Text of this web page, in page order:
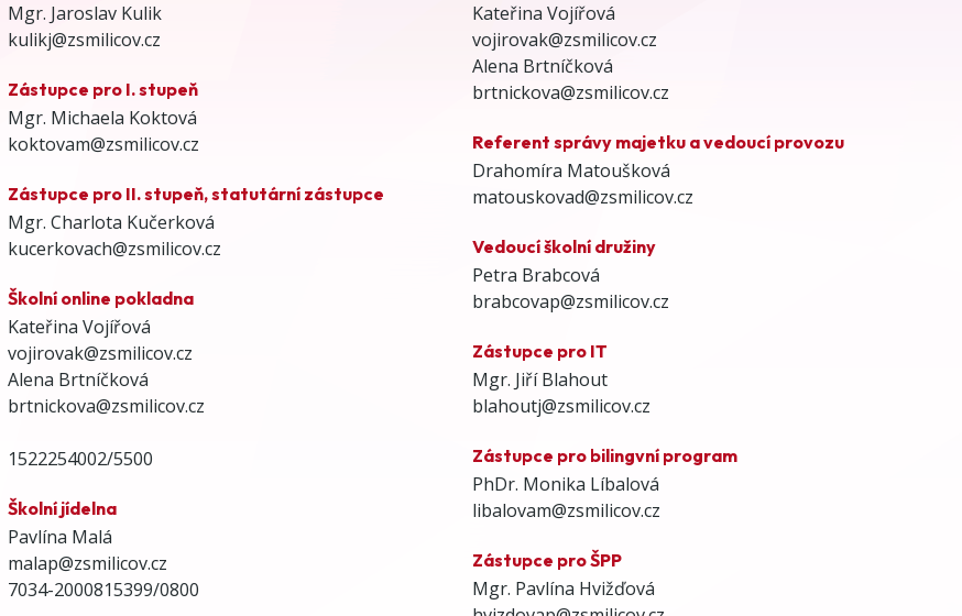
Mgr. Jaroslav Kulik
kulikj@zsmilicov.cz
Zástupce pro I. stupeň
Mgr. Michaela Koktová
koktovam@zsmilicov.cz
Zástupce pro II. stupeň, statutární zástupce
Mgr. Charlota Kučerková
kucerkovach@zsmilicov.cz
Školní online pokladna
Kateřina Vojířová
vojirovak@zsmilicov.cz
Alena Brtníčková
brtnickova@zsmilicov.cz
1522254002/5500
Školní jídelna
Pavlína Malá
malap@zsmilicov.cz
7034-2000815399/0800
Kateřina Vojířová
vojirovak@zsmilicov.cz
Alena Brtníčková
brtnickova@zsmilicov.cz
Referent správy majetku a vedoucí provozu
Drahomíra Matoušková
matouskovad@zsmilicov.cz
Vedoucí školní družiny
Petra Brabcová
brabcovap@zsmilicov.cz
Zástupce pro IT
Mgr. Jiří Blahout
blahoutj@zsmilicov.cz
Zástupce pro bilingvní program
PhDr. Monika Líbalová
libalovam@zsmilicov.cz
Zástupce pro ŠPP
Mgr. Pavlína Hvižďová